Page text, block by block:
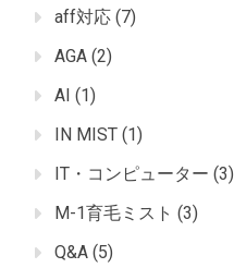
aff対応 (7)
AGA (2)
AI (1)
IN MIST (1)
IT・コンピューター (3)
M-1育毛ミスト (3)
Q&A (5)